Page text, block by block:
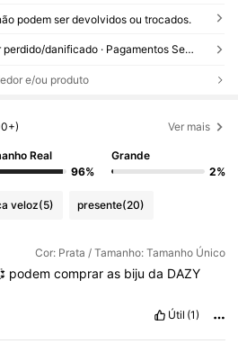
podem ser devolvidos ou trocados.
Reenviar se o item estiver perdido/danificado · Pagamentos Seguros · Proteção de privacidade
e/ou produto
Ver mais
Real
96%
Grande
2%
veloz(5) presente(20)
Cor: Prata / Tamanho: Tamanho Único
podem comprar as biju da DAZY
Útil (1)